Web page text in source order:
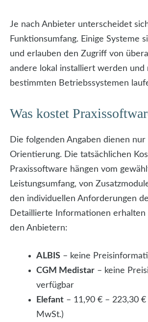
Je nach Anbieter unterscheidet
Funktionsumfang. Einige Systeme
und erlauben den Zugriff von
andere lokal installiert werden und
bestimmten Betriebssystemen
Was kostet
Die folgenden Angaben dienen nur
Orientierung. Die tatsächlichen
Praxissoftware hängen vom
Leistungsumfang, von
den individuellen Anforderungen
Detaillierte Informationen erhalten
den Anbietern:
ALBIS – keine
CGM Medistar – keine
verfügbar
Elefant – 11,90 € – 223,30
MwSt.)